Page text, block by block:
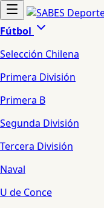
Fútbol
Selección Chilena
Primera División
Primera B
Segunda División
Tercera División
Naval
U de Conce